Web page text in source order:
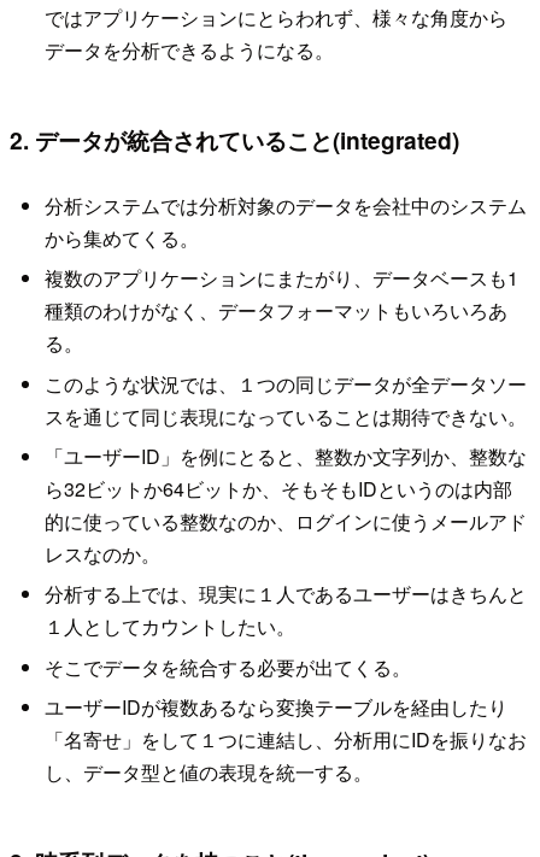
ではアプリケーションにとらわれず、様々な角度から
データを分析できるようになる。
2. データが統合されていること(integrated)
分析システムでは分析対象のデータを会社中のシステム
から集めてくる。
複数のアプリケーションにまたがり、データベースも1
種類のわけがなく、データフォーマットもいろいろあ
る。
このような状況では、１つの同じデータが全データソー
スを通じて同じ表現になっていることは期待できない。
「ユーザーID」を例にとると、整数か文字列か、整数な
ら32ビットか64ビットか、そもそもIDというのは内部
的に使っている整数なのか、ログインに使うメールアド
レスなのか。
分析する上では、現実に１人であるユーザーはきちんと
１人としてカウントしたい。
そこでデータを統合する必要が出てくる。
ユーザーIDが複数あるなら変換テーブルを経由したり
「名寄せ」をして１つに連結し、分析用にIDを振りなお
し、データ型と値の表現を統一する。